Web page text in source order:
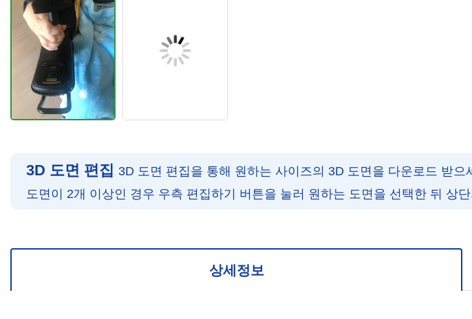
3D 도면 편집 3D 도면 편집을 통해 원하는 사이즈의 3D 도면을 다운로드 받으
도면이 2개 이상인 경우 우측 편집하기 버튼을 눌러 원하는 도면을 선택한 뒤 상
위치 이동: 우측 드래그
도면을 처음 위치로 되돌리고 싶은 경우 상단의 “스케일 조정“ 버튼을 눌러주세요.
상세정보